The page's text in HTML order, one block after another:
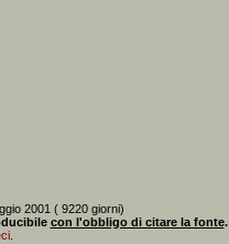
2001 ( 9220 giorni)
con l'obbligo di citare la fonte.
.